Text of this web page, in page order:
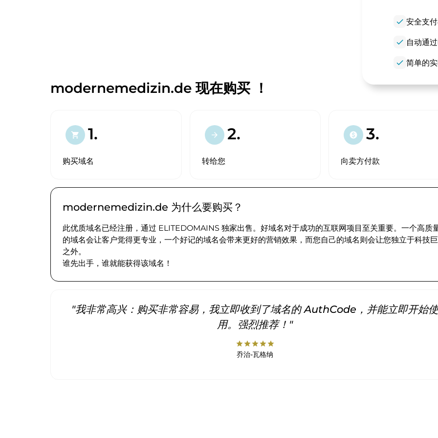
check 安全支
check 自动通
check 简单的
modernemedizin.de 现在购买 ！
shopping_cart 1.
购买域名
arrow_forward 2.
转给您
paid 3.
向卖方付款
modernemedizin.de 为什么要购买？
此优质域名已经注册，通过 ELITEDOMAINS 独家出售。好域名对于成功的互联网项目至关重要。一个高质
的域名会让客户觉得更专业，一个好记的域名会带来更好的营销效果，而您自己的域名则会让您独立于科技
之外。
谁先出手，谁就能获得该域名！
"我非常高兴：购买非常容易，我立即收到了域名的 AuthCode，并能立即开始
用。强烈推荐！"
starstarstarstarstar
乔治-瓦格纳